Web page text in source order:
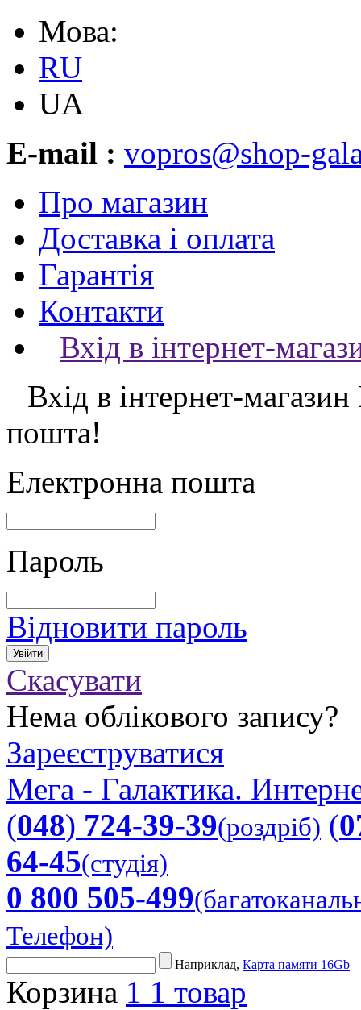
Мова:
RU
UA
E-mail : vopros@shop-
Про магазин
Доставка і оплата
Гарантія
Контакти
Вхід в інтернет-
Вхід в інтернет-магазин
пошта!
Електронна пошта
Пароль
Відновити пароль
Скасувати
Нема облікового запису?
Зареєструватися
Мега - Галактика.
(048) 724-39-39(роздріб) (
64-45(студія)
0 800 505-499
Телефон)
Наприклад, Карта памяти 16Gb
Корзина 1 1 товар